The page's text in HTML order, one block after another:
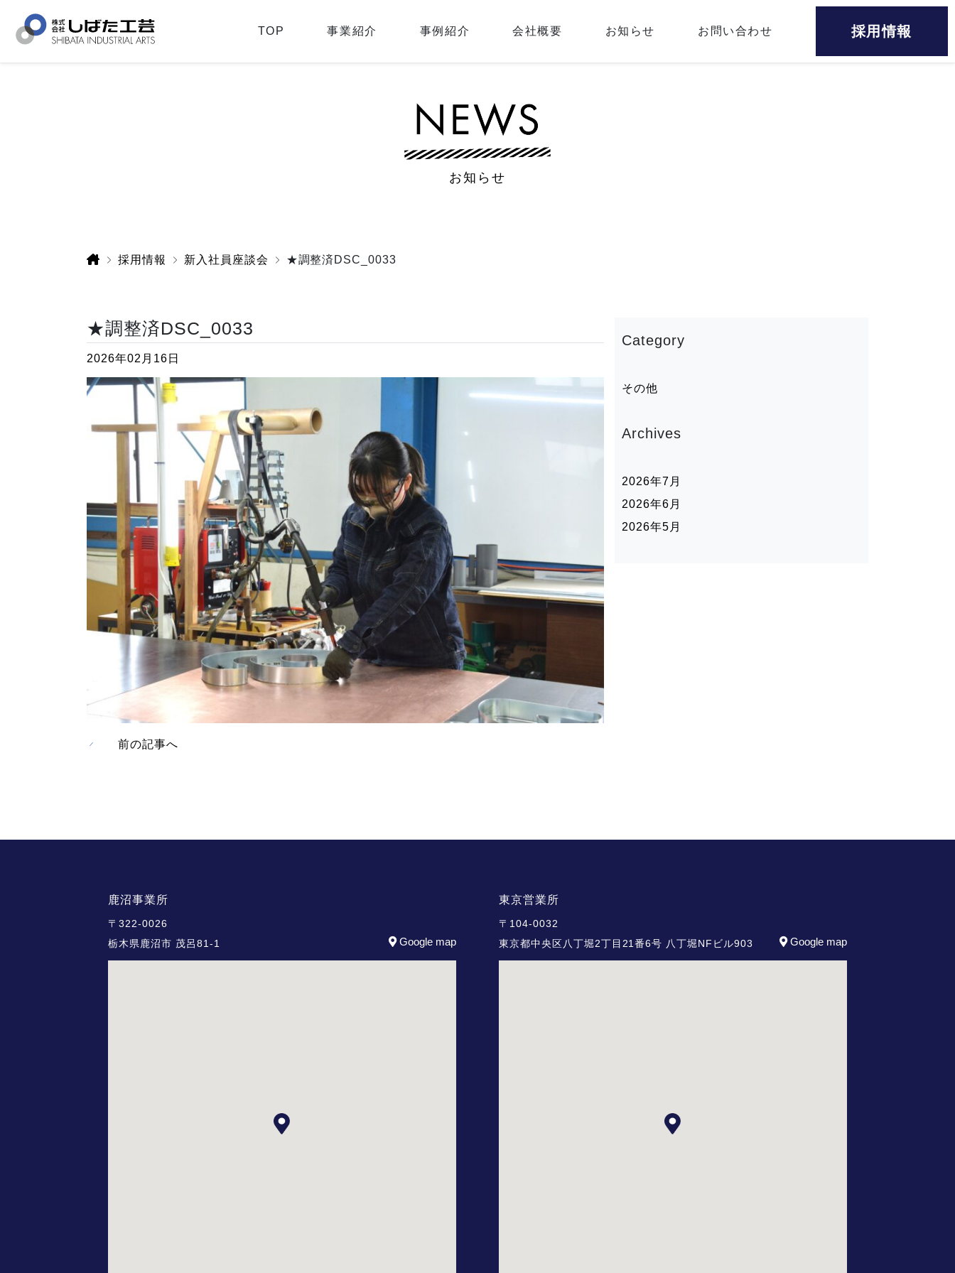
TOP 事業紹介 事例紹介 会社概要 お知らせ お問い合わせ 採用情報
お知らせ
採用情報 新入社員座談会 ★調整済DSC_0033
★調整済DSC_0033
2026年02月16日
前の記事へ
Category
その他
Archives
2026年7月
2026年6月
2026年5月
鹿沼事業所
〒322-0026
栃木県鹿沼市 茂呂81-1
Google map
東京営業所
〒104-0032
東京都中央区八丁堀2丁目21番6号 八丁堀NFビル903 Google map